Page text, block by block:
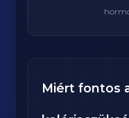
Miért fontos